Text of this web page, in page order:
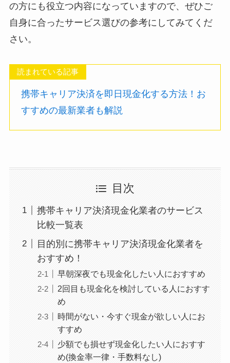
の方にも役立つ内容になっていますので、ぜひご
自身に合ったサービス選びの参考にしてみてくだ
さい。
読まれている記事
携帯キャリア決済を即日現金化する方法！お
すすめの最新業者も解説
目次
携帯キャリア決済現金化業者のサービス
比較一覧表
目的別に携帯キャリア決済現金化業者を
おすすめ！
早朝深夜でも現金化したい人におすすめ
2回目も現金化を検討している人におすす
め
時間がない・今すぐ現金が欲しい人にお
すすめ
少額でも損せず現金化したい人におすす
め(換金率一律・手数料なし)